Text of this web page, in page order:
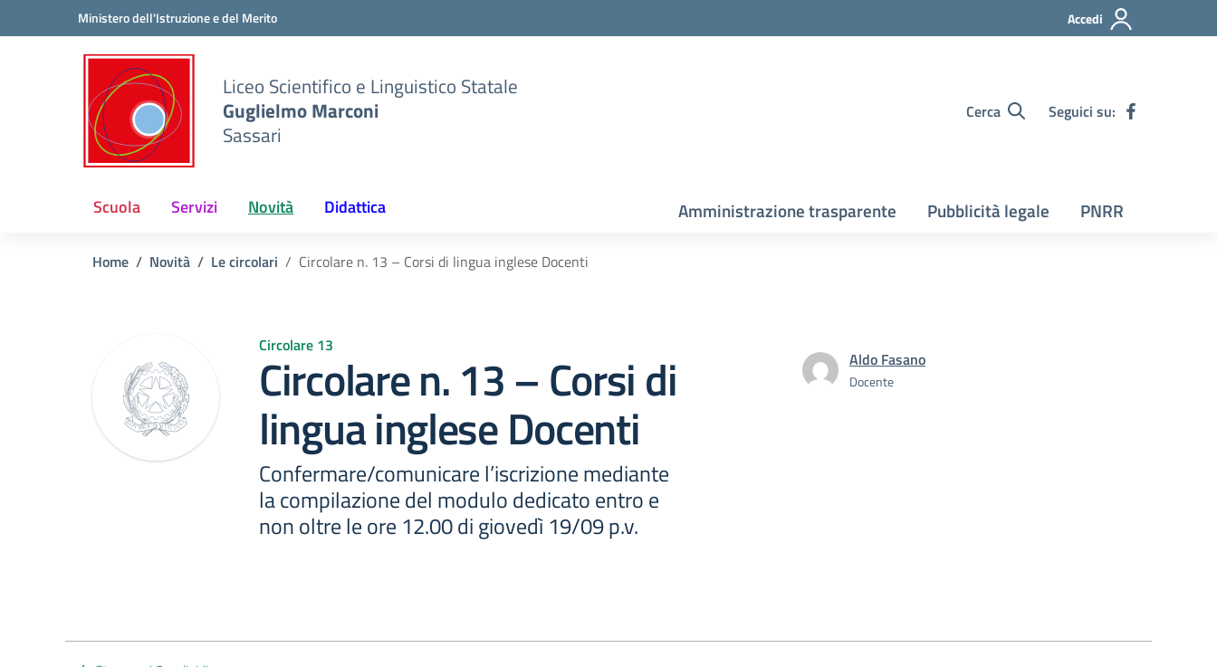
Vai ai contenuti
Vai al menu di navigazioneMinistero dell'Istruzione e del Merito Accedi
Liceo Scientifico e Linguistico Statale
Guglielmo Marconi
Sassari
Cerca Seguici su:
Scuola Servizi Novità Didattica Amministrazione trasparente Pubblicità legale PNRR
Home Novità Le circolari Circolare n. 13 – Corsi di lingua inglese Docenti
Circolare 13
Circolare n. 13 – Corsi di
lingua inglese Docenti
Confermare/comunicare l’iscrizione mediante
la compilazione del modulo dedicato entro e
non oltre le ore 12.00 di giovedì 19/09 p.v.
Aldo Fasano
Docente